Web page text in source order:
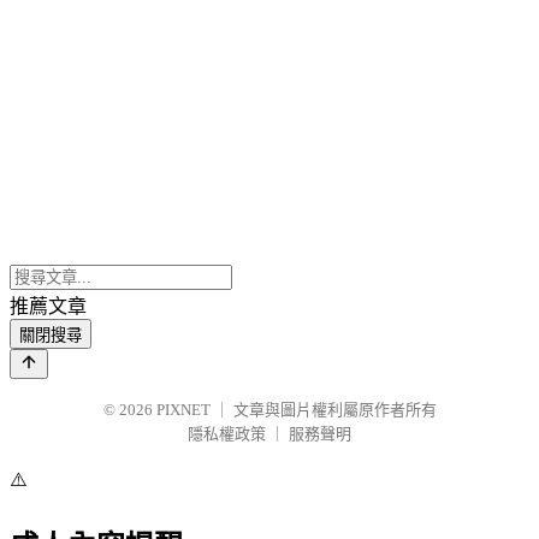
推薦文章
關閉搜尋
© 2026 PIXNET
文章與圖片權利屬原作者所有
隱私權政策
服務聲明
⚠️